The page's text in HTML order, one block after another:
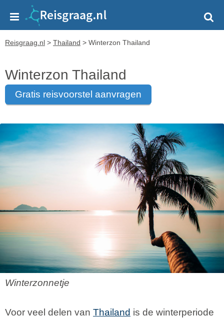
Reisgraag.nl > Thailand > Winterzon Thailand
Winterzon Thailand
gratis reisvoorstel aanvragen
Winterzonnetje
Voor veel delen van Thailand is de winterperiode